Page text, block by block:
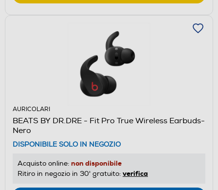
AURICOLARI
BEATS BY DR.DRE - Fit Pro True Wireless Earbuds-
Nero
DISPONIBILE SOLO IN NEGOZIO
Acquisto online: non disponibile
Ritiro in negozio in 30' gratuito: verifica